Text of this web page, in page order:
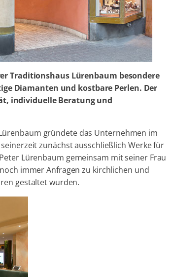
Traditionshaus Lürenbaum besondere
Diamanten und kostbare Perlen. Der
individuelle Beratung und
gründete das Unternehmen im
zunächst ausschließlich Werke für
Lürenbaum gemeinsam mit seiner Frau
immer Anfragen zu kirchlichen und
gestaltet wurden.